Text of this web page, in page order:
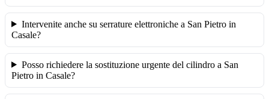
Intervenite anche su serrature elettroniche a San Pietro in
Casale?
Posso richiedere la sostituzione urgente del cilindro a San
Pietro in Casale?